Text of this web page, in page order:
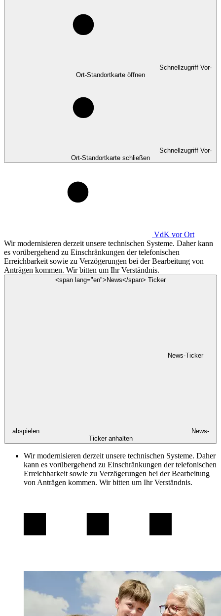
Schnellzugriff Vor-
Ort-Standortkarte öffnen
Schnellzugriff Vor-
Ort-Standortkarte schließen
VdK vor Ort
Wir modernisieren derzeit unsere technischen Systeme. Daher kann
es vorübergehend zu Einschränkungen der telefonischen
Erreichbarkeit sowie zu Verzögerungen bei der Bearbeitung von
Anträgen kommen. Wir bitten um Ihr Verständnis.
<span lang="en">News</span> Ticker
News-Ticker
abspielen
News-
Ticker anhalten
Wir modernisieren derzeit unsere technischen Systeme. Daher
kann es vorübergehend zu Einschränkungen der telefonischen
Erreichbarkeit sowie zu Verzögerungen bei der Bearbeitung
von Anträgen kommen. Wir bitten um Ihr Verständnis.